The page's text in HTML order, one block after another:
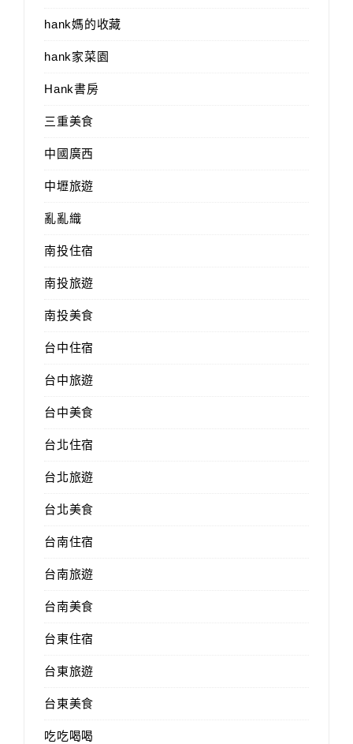
hank媽的收藏
hank家菜園
Hank書房
三重美食
中國廣西
中壢旅遊
亂亂織
南投住宿
南投旅遊
南投美食
台中住宿
台中旅遊
台中美食
台北住宿
台北旅遊
台北美食
台南住宿
台南旅遊
台南美食
台東住宿
台東旅遊
台東美食
吃吃喝喝